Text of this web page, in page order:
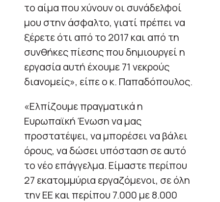
το αίμα που χύνουν οι συνάδελφοί
μου στην άσφαλτο, γιατί πρέπει να
ξέρετε ότι από το 2017 και από τη
συνθήκες πίεσης που δημιουργεί η
εργασία αυτή έχουμε 71 νεκρούς
διανομείς», είπε ο κ. Παπαδόπουλος.
«Ελπίζουμε πραγματικά η
Ευρωπαϊκή Ένωση να μας
προστατέψει, να μπορέσει να βάλει
όρους, να δώσει υπόσταση σε αυτό
το νέο επάγγελμα. Είμαστε περίπου
27 εκατομμύρια εργαζόμενοι, σε όλη
την ΕΕ και περίπου 7.000 με 8.000